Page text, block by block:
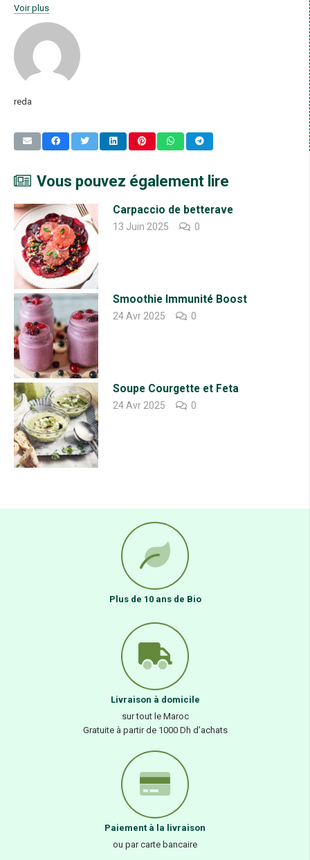
[yith_wc_productslider id=9990000027740]
Voir plus
reda
Vous pouvez également lire
Carpaccio de betterave
13 Juin 2025 0
Smoothie Immunité Boost
24 Avr 2025 0
Soupe Courgette et Feta
24 Avr 2025 0
Plus de 10 ans de Bio
Livraison à domicile
sur tout le Maroc
Gratuite à partir de 1000 Dh d’achats
Paiement à la livraison
ou par carte bancaire